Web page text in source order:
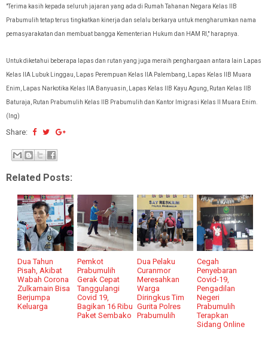
"Terima kasih kepada seluruh jajaran yang ada di Rumah Tahanan Negara Kelas IIB
Prabumulih tetap terus tingkatkan kinerja dan selalu berkarya untuk mengharumkan nama
pemasyarakatan dan membuat bangga Kementerian Hukum dan HAM RI," harapnya.
Untuk diketahui beberapa lapas dan rutan yang juga meraih penghargaan antara lain Lapas
Kelas IIA Lubuk Linggau, Lapas Perempuan Kelas IIA Palembang, Lapas Kelas IIB Muara
Enim, Lapas Narkotika Kelas IIA Banyuasin, Lapas Kelas IIB Kayu Agung, Rutan Kelas IIB
Baturaja, Rutan Prabumulih Kelas IIB Prabumulih dan Kantor Imigrasi Kelas II Muara Enim.
(Ing)
Share:
Related Posts:
Dua Tahun
Pisah, Akibat
Wabah Corona
Zulkarnain Bisa
Berjumpa
Keluarga
Pemkot
Prabumulih
Gerak Cepat
Tanggulangi
Covid 19,
Bagikan 16 Ribu
Paket Sembako
Dua Pelaku
Curanmor
Meresahkan
Warga
Diringkus Tim
Gurita Polres
Prabumulih
Cegah
Penyebaran
Covid-19,
Pengadilan
Negeri
Prabumulih
Terapkan
Sidang Online